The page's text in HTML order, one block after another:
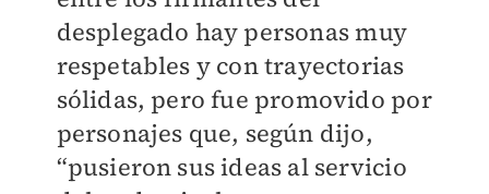
desplegado hay personas muy
respetables y con trayectorias
sólidas, pero fue promovido por
personajes que, según dijo,
“pusieron sus ideas al servicio